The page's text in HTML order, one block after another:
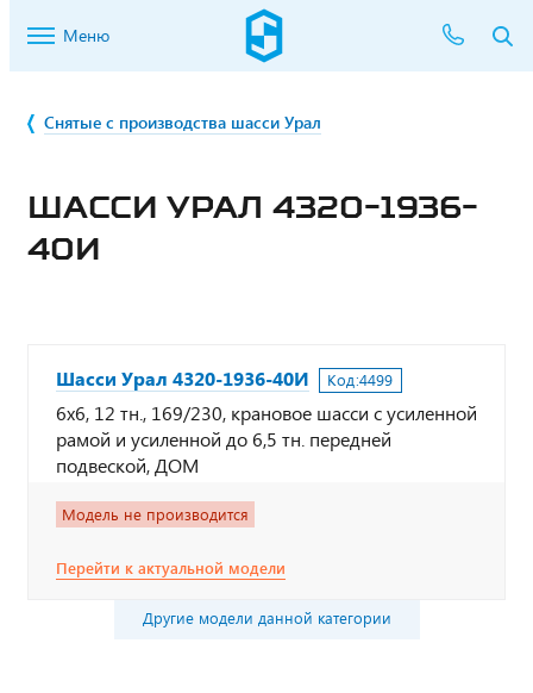
Меню
Снятые с производства шасси Урал
ШАССИ УРАЛ 4320-1936-
40И
Шасси Урал 4320-1936-40И Код:4499
6х6, 12 тн., 169/230, крановое шасси с усиленной
рамой и усиленной до 6,5 тн. передней
подвеской, ДОМ
Модель не производится
Перейти к актуальной модели
Другие модели данной категории